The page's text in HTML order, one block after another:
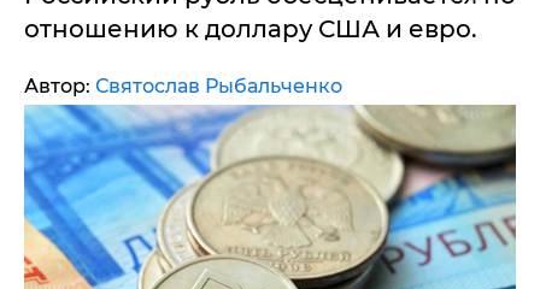
отношению к доллару США и евро.
Автор: Святослав Рыбальченко